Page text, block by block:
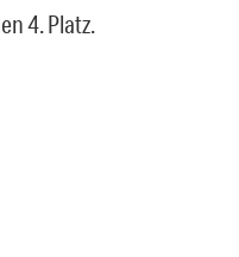
4. Platz.